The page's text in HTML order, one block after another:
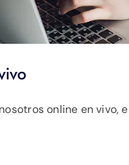
online en vivo,